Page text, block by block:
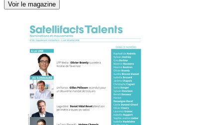
Voir le magazine